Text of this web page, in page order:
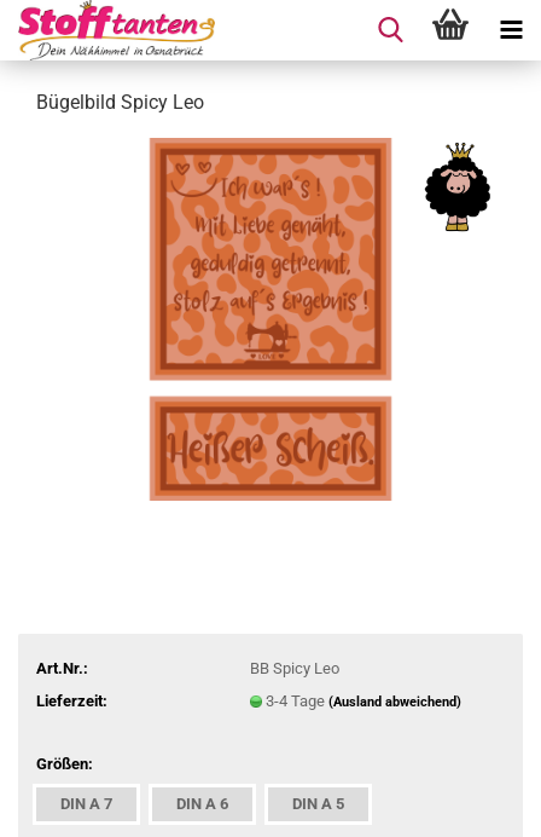
Bügelbild Spicy Leo
Art.Nr.:
BB Spicy Leo
Lieferzeit:
3-4 Tage (Ausland abweichend)
Größen:
DIN A 7 DIN A 6 DIN A 5